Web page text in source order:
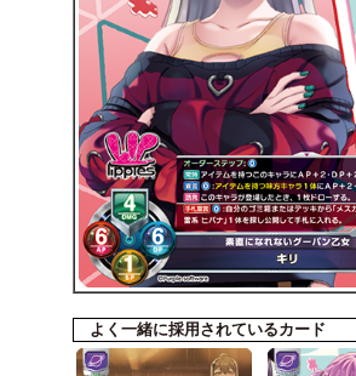
よく一緒に採用されているカード